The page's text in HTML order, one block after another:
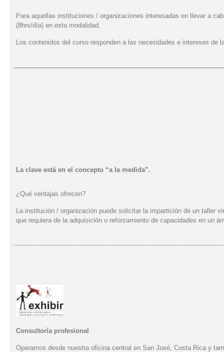
Para aquellas instituciones / organizaciones interesadas en llevar a
(8hrs/día) en esta modalidad.
Los contenidos del curso responden a las necesidades e intereses
La clave está en el concepto “a la medida”.
¿Qué ventajas ofrecen?
La institución / organización puede solicitar la impartición de un taller
que requiera de la adquisición o reforzamiento de capacidades en un
Consultoría profesional
Operamos desde nuestra oficina central en San José, Costa Rica y